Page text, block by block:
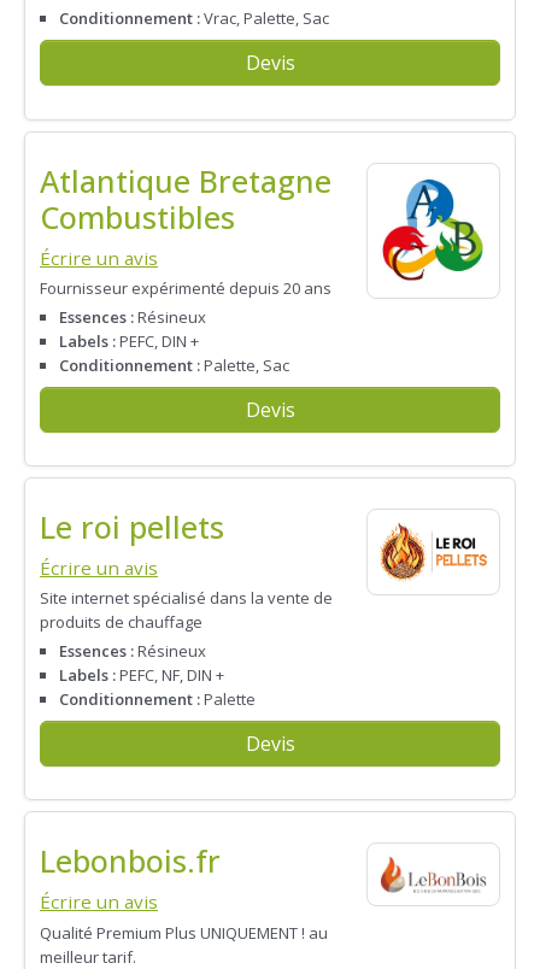
Conditionnement :Vrac, Palette, Sac
Devis
Atlantique Bretagne
Combustibles
Écrire un avis
Fournisseur expérimenté depuis 20 ans
Essences :Résineux
Labels :PEFC, DIN +
Conditionnement :Palette, Sac
Devis
Le roi pellets
Écrire un avis
Site internet spécialisé dans la vente de
produits de chauffage
Essences :Résineux
Labels :PEFC, NF, DIN +
Conditionnement :Palette
Devis
Lebonbois.fr
Écrire un avis
Qualité Premium Plus UNIQUEMENT ! au
meilleur tarif.